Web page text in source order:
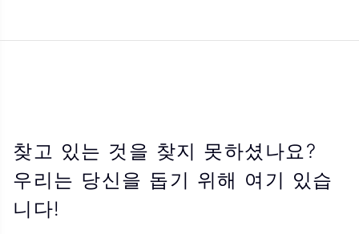
찾고 있는 것을 찾지 못하셨나요?
우리는 당신을 돕기 위해 여기 있습
니다!